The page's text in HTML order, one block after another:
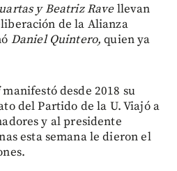
y Beatriz Ravellevan
de la Alianza
Daniel Quintero, quien ya
manifestó desde 2018 su
del Partido de la U. Viajó a
y al presidente
esta semana le dieron el